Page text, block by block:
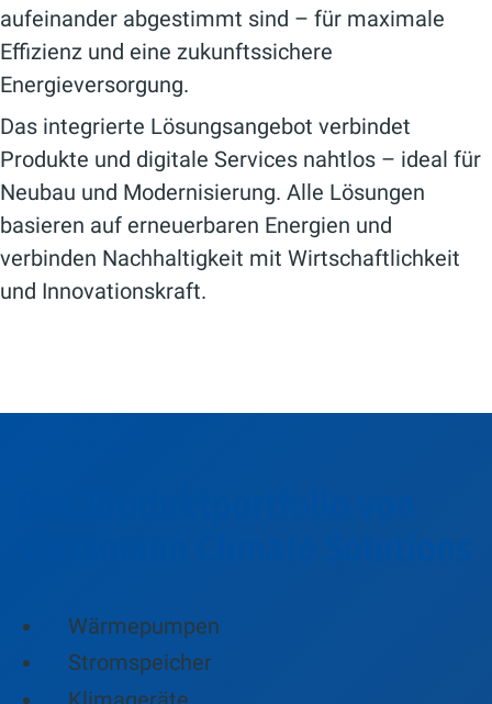
aufeinander abgestimmt sind – für maximale
Effizienz und eine zukunftssichere
Energieversorgung.
Das integrierte Lösungsangebot verbindet
Produkte und digitale Services nahtlos – ideal für
Neubau und Modernisierung. Alle Lösungen
basieren auf erneuerbaren Energien und
verbinden Nachhaltigkeit mit Wirtschaftlichkeit
und Innovationskraft.
Wärmepumpen
Stromspeicher